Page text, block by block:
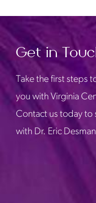
Get in
Take the first steps
you with Virginia
Contact us today to
with Dr. Eric